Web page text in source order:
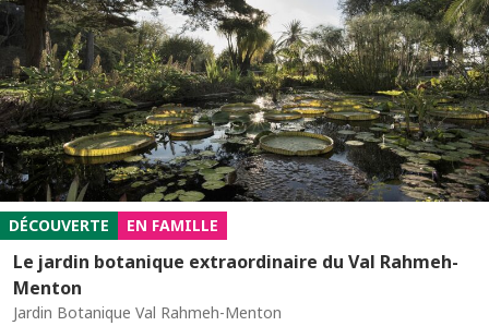
DÉCOUVERTE EN FAMILLE
Le jardin botanique extraordinaire du Val Rahmeh-
Menton
Jardin Botanique Val Rahmeh-Menton